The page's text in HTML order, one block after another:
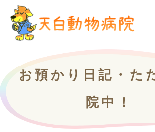
お預かり日記・た
院中！